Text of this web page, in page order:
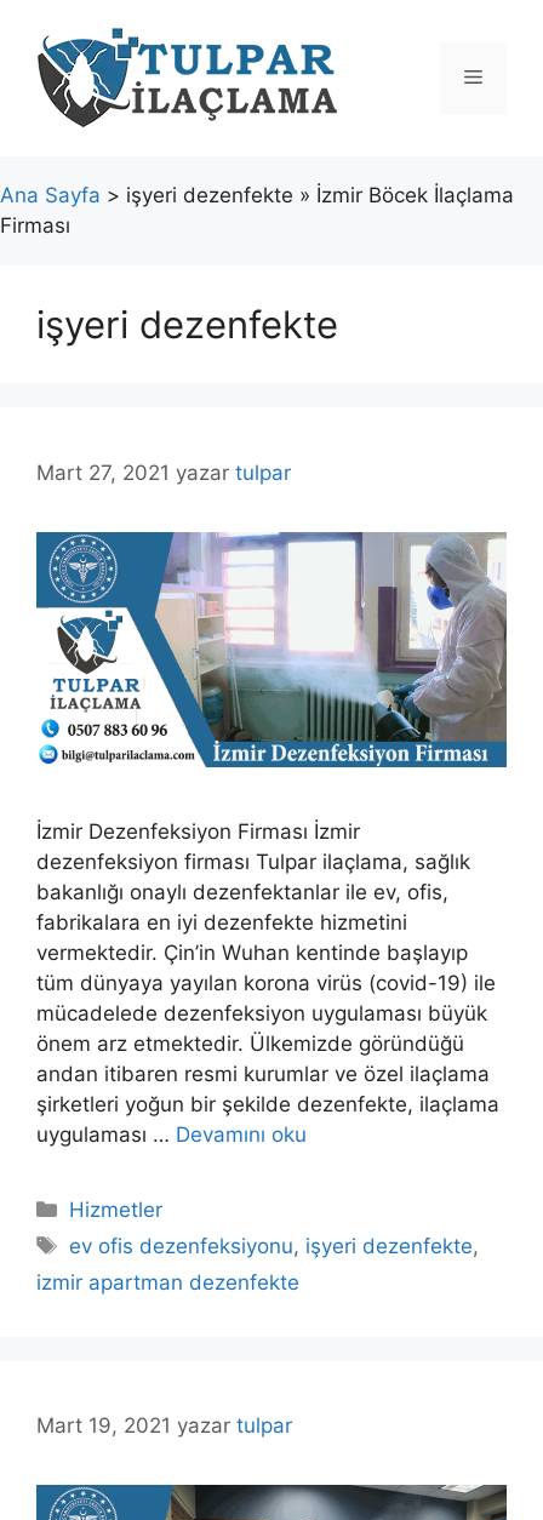
Menü
Ana Sayfa > işyeri dezenfekte » İzmir Böcek İlaçlama
Firması
işyeri dezenfekte
Mart 27, 2021 yazar tulpar
İzmir Dezenfeksiyon Firması İzmir
dezenfeksiyon firması Tulpar ilaçlama, sağlık
bakanlığı onaylı dezenfektanlar ile ev, ofis,
fabrikalara en iyi dezenfekte hizmetini
vermektedir. Çin’in Wuhan kentinde başlayıp
tüm dünyaya yayılan korona virüs (covid-19) ile
mücadelede dezenfeksiyon uygulaması büyük
önem arz etmektedir. Ülkemizde göründüğü
andan itibaren resmi kurumlar ve özel ilaçlama
şirketleri yoğun bir şekilde dezenfekte, ilaçlama
uygulaması … Devamını oku
Kategoriler
Hizmetler
Etiketler
ev ofis dezenfeksiyonu, işyeri dezenfekte,
izmir apartman dezenfekte
Mart 19, 2021 yazar tulpar